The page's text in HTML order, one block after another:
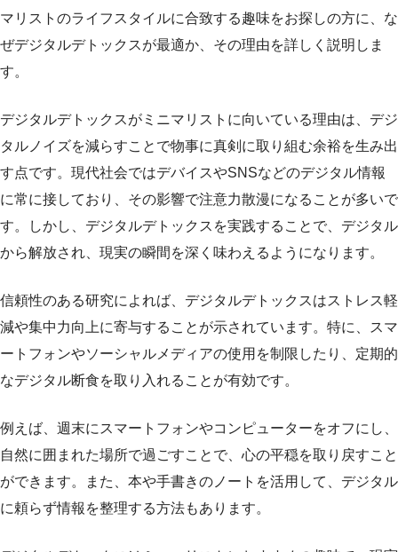
マリストのライフスタイルに合致する趣味をお探しの方に、な
ぜデジタルデトックスが最適か、その理由を詳しく説明しま
す。
デジタルデトックスがミニマリストに向いている理由は、デジ
タルノイズを減らすことで物事に真剣に取り組む余裕を生み出
す点です。現代社会ではデバイスやSNSなどのデジタル情報
に常に接しており、その影響で注意力散漫になることが多いで
す。しかし、デジタルデトックスを実践することで、デジタル
から解放され、現実の瞬間を深く味わえるようになります。
信頼性のある研究によれば、デジタルデトックスはストレス軽
減や集中力向上に寄与することが示されています。特に、スマ
ートフォンやソーシャルメディアの使用を制限したり、定期的
なデジタル断食を取り入れることが有効です。
例えば、週末にスマートフォンやコンピューターをオフにし、
自然に囲まれた場所で過ごすことで、心の平穏を取り戻すこと
ができます。また、本や手書きのノートを活用して、デジタル
に頼らず情報を整理する方法もあります。